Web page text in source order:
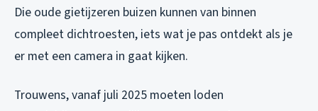
Die oude gietijzeren buizen kunnen van binnen
compleet dichtroesten, iets wat je pas ontdekt als je
er met een camera in gaat kijken.
Trouwens, vanaf juli 2025 moeten loden